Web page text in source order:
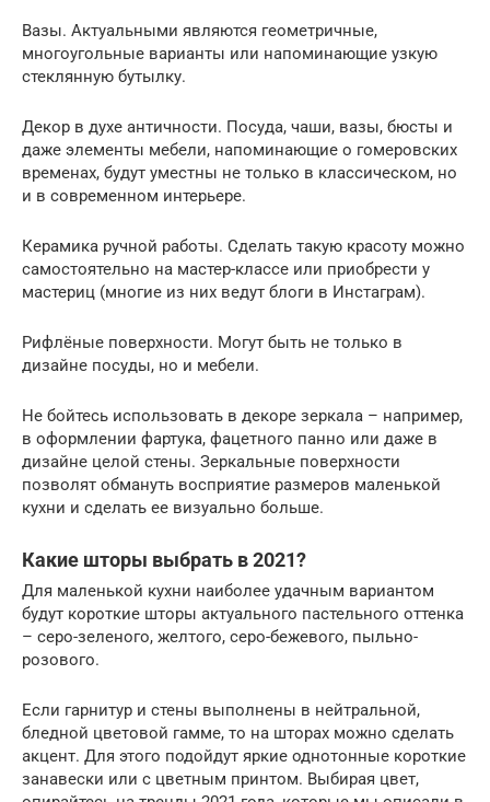
Вазы. Актуальными являются геометричные,
многоугольные варианты или напоминающие узкую
стеклянную бутылку.
Декор в духе античности. Посуда, чаши, вазы, бюсты и
даже элементы мебели, напоминающие о гомеровских
временах, будут уместны не только в классическом, но
и в современном интерьере.
Керамика ручной работы. Сделать такую красоту можно
самостоятельно на мастер-классе или приобрести у
мастериц (многие из них ведут блоги в Инстаграм).
Рифлёные поверхности. Могут быть не только в
дизайне посуды, но и мебели.
Не бойтесь использовать в декоре зеркала – например,
в оформлении фартука, фацетного панно или даже в
дизайне целой стены. Зеркальные поверхности
позволят обмануть восприятие размеров маленькой
кухни и сделать ее визуально больше.
Какие шторы выбрать в 2021?
Для маленькой кухни наиболее удачным вариантом
будут короткие шторы актуального пастельного оттенка
– серо-зеленого, желтого, серо-бежевого, пыльно-
розового.
Если гарнитур и стены выполнены в нейтральной,
бледной цветовой гамме, то на шторах можно сделать
акцент. Для этого подойдут яркие однотонные короткие
занавески или с цветным принтом. Выбирая цвет,